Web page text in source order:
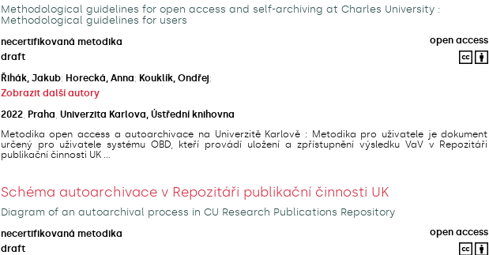
Methodological guidelines for open access and self-archiving at Charles University :
Methodological guidelines for users
necertifikovaná metodika
open access
draft
Řihák, Jakub; Horecká, Anna; Kouklík, Ondřej;
Zobrazit další autory
2022, Praha Univerzita Karlova, Ústřední knihovna
Metodika open access a autoarchivace na Univerzitě Karlově : Metodika pro uživatele je dokument
určený pro uživatele systému OBD, kteří provádí uložení a zpřístupnění výsledku VaV v Repozitáři
publikační činnosti UK ...
Schéma autoarchivace v Repozitáři publikační činnosti UK
Diagram of an autoarchival process in CU Research Publications Repository
necertifikovaná metodika
open access
draft